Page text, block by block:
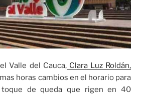
Valle del Cauca,Clara Luz Roldán,
horas cambios en el horario para
de queda que rigen en 40